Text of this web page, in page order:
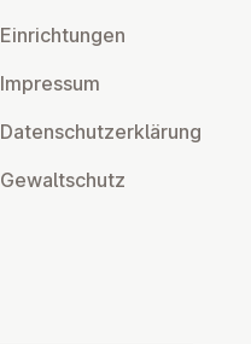
Ein­rich­tun­gen
Impressum
Da­ten­schutz­er­klä­rung
Ge­walt­schutz